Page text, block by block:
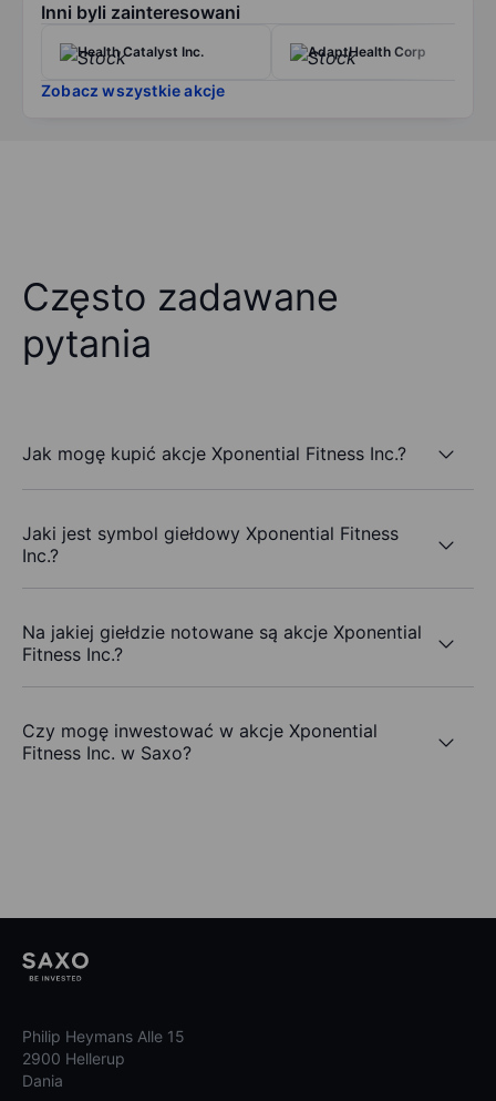
Inni byli zainteresowani
Health Catalyst Inc. AdaptHealth Corp
Zobacz wszystkie akcje
Często zadawane
pytania
Jak mogę kupić akcje Xponential Fitness Inc.?
Jaki jest symbol giełdowy Xponential Fitness
Inc.?
Na jakiej giełdzie notowane są akcje Xponential
Fitness Inc.?
Czy mogę inwestować w akcje Xponential
Fitness Inc. w Saxo?
Philip Heymans Alle 15
2900 Hellerup
Dania